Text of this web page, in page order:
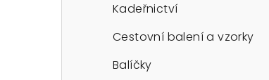
Kadeřnictví
Cestovní balení a vzorky
Balíčky